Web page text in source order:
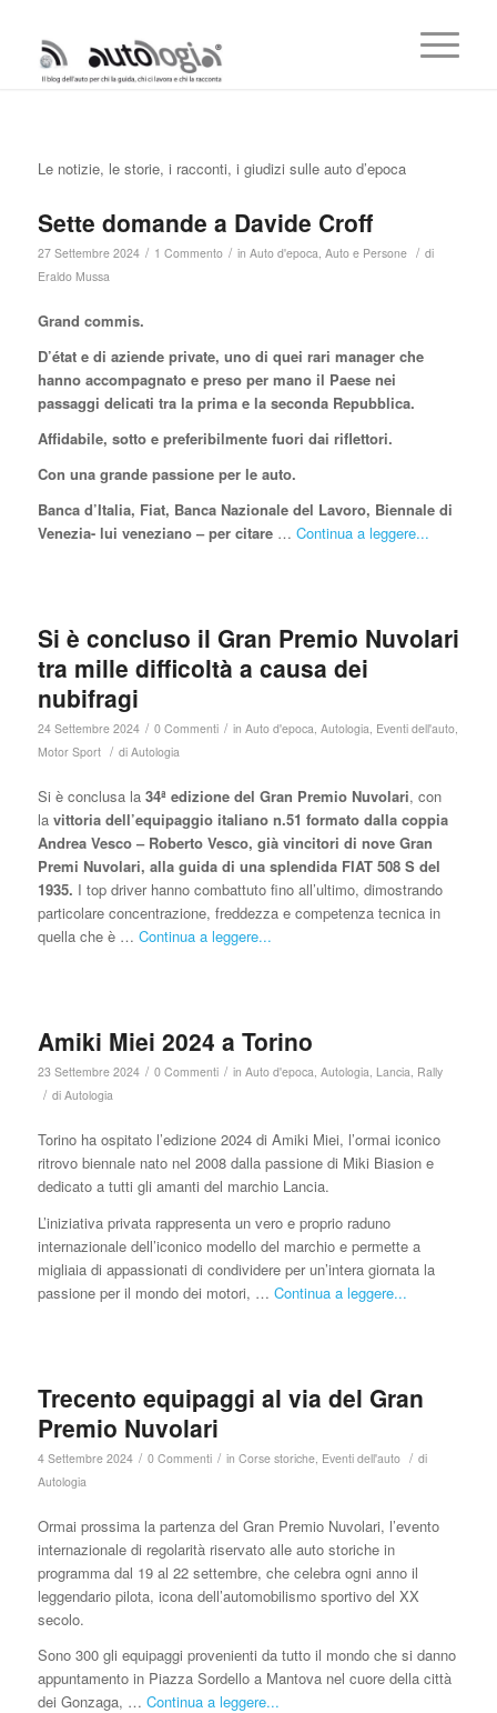
Le notizie, le storie, i racconti, i giudizi sulle auto d’epoca
Sette domande a Davide Croff
27 Settembre 2024 / 1 Commento / in Auto d'epoca, Auto e Persone / di
Eraldo Mussa
Grand commis.
D’état e di aziende private, uno di quei rari manager che
hanno accompagnato e preso per mano il Paese nei
passaggi delicati tra la prima e la seconda Repubblica.
Affidabile, sotto e preferibilmente fuori dai riflettori.
Con una grande passione per le auto.
Banca d’Italia, Fiat, Banca Nazionale del Lavoro, Biennale di
Venezia- lui veneziano – per citare … Continua a leggere...
Si è concluso il Gran Premio Nuvolari
tra mille difficoltà a causa dei
nubifragi
24 Settembre 2024 / 0 Commenti / in Auto d'epoca, Autologia, Eventi dell'auto,
Motor Sport / di Autologia
Si è conclusa la 34ª edizione del Gran Premio Nuvolari, con
la vittoria dell’equipaggio italiano n.51 formato dalla coppia
Andrea Vesco – Roberto Vesco, già vincitori di nove Gran
Premi Nuvolari, alla guida di una splendida FIAT 508 S del
1935. I top driver hanno combattuto fino all’ultimo, dimostrando
particolare concentrazione, freddezza e competenza tecnica in
quella che è … Continua a leggere...
Amiki Miei 2024 a Torino
23 Settembre 2024 / 0 Commenti / in Auto d'epoca, Autologia, Lancia, Rally
/ di Autologia
Torino ha ospitato l’edizione 2024 di Amiki Miei, l’ormai iconico
ritrovo biennale nato nel 2008 dalla passione di Miki Biasion e
dedicato a tutti gli amanti del marchio Lancia.
L’iniziativa privata rappresenta un vero e proprio raduno
internazionale dell’iconico modello del marchio e permette a
migliaia di appassionati di condividere per un’intera giornata la
passione per il mondo dei motori, … Continua a leggere...
Trecento equipaggi al via del Gran
Premio Nuvolari
4 Settembre 2024 / 0 Commenti / in Corse storiche, Eventi dell'auto / di
Autologia
Ormai prossima la partenza del Gran Premio Nuvolari, l’evento
internazionale di regolarità riservato alle auto storiche in
programma dal 19 al 22 settembre, che celebra ogni anno il
leggendario pilota, icona dell’automobilismo sportivo del XX
secolo.
Sono 300 gli equipaggi provenienti da tutto il mondo che si danno
appuntamento in Piazza Sordello a Mantova nel cuore della città
dei Gonzaga, … Continua a leggere...